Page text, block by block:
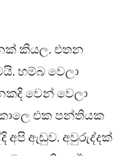
කියල. එතන
හම්බ වෙලා
වෙන් වෙලා
එක පන්තියක
අපි ඇඬුව. අවුරුද්දක්